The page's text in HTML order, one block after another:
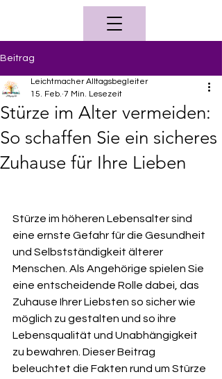
Beitrag
Stürze im Alter vermeiden:
So schaffen Sie ein sicheres
Zuhause für Ihre Lieben
Leichtmacher Alltagsbegleiter
15. Feb. 7 Min. Lesezeit
Stürze im höheren Lebensalter sind
eine ernste Gefahr für die Gesundheit
und Selbstständigkeit älterer
Menschen. Als Angehörige spielen Sie
eine entscheidende Rolle dabei, das
Zuhause Ihrer Liebsten so sicher wie
möglich zu gestalten und so ihre
Lebensqualität und Unabhängigkeit
zu bewahren. Dieser Beitrag
beleuchtet die Fakten rund um Stürze